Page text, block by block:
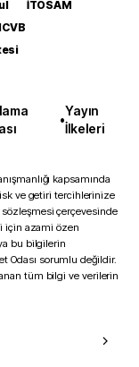
İTOSAM
ICVB
•
Yayın
İlkeleri
kapsamında
ve getiri tercihlerinize
sözleşmesi çerçevesinde
için azami özen
bu bilgilerin
Odası sorumlu değildir.
tüm bilgi ve verilerin